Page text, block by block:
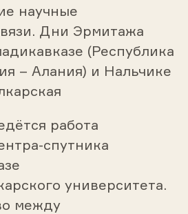
научные
Дни Эрмитажа
(Республика
– Алания) и Нальчике
работа
спутника
университета.
между